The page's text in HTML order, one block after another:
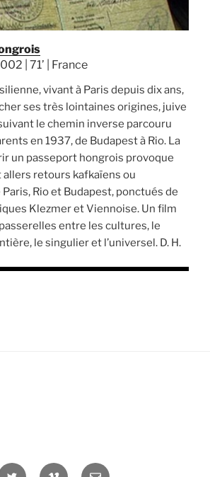
| 71’ | France
vivant à Paris depuis dix ans,
ses très lointaines origines, juive
le chemin inverse parcouru
en 1937, de Budapest à Rio. La
un passeport hongrois provoque
retours kafkaïens ou
Rio et Budapest, ponctués de
Klezmer et Viennoise. Un film
entre les cultures, le
le singulier et l’universel. D. H.
Twitter Vimeo Newsletter